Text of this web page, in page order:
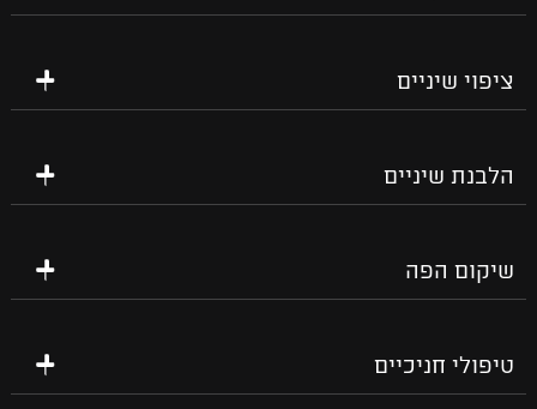
ציפוי שיניים
הלבנת שיניים
שיקום הפה
טיפולי חניכיים